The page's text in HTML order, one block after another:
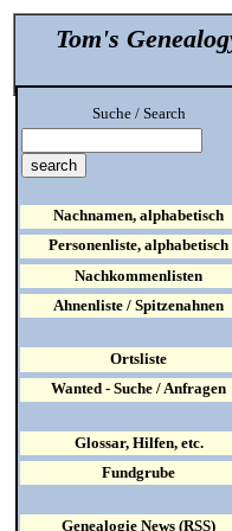
Tom's
Suche / Search
Nachnamen, alphabetisch
Personenliste, alphabetisch
Nachkommenlisten
Ahnenliste / Spitzenahnen
Ortsliste
Wanted - Suche / Anfragen
Glossar, Hilfen, etc.
Fundgrube
Genealogie News (RSS)